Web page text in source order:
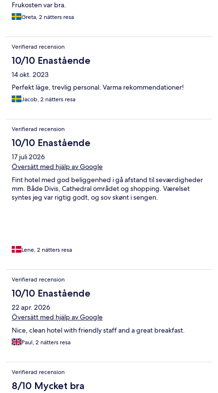
Frukosten var bra.
Greta, 2 nätters resa
Verifierad recension
10/10 Enastående
14 okt. 2023
Perfekt läge, trevlig personal. Varma rekommendationer!
Jacob, 2 nätters resa
Verifierad recension
10/10 Enastående
17 juli 2026
Översätt med hjälp av Google
Fint hotel med god beliggenhed i gå afstand til seværdigheder
mm. Både Divis, Cathedral området og shopping. Værelset
syntes jeg var rigtig godt, og sov skønt i sengen.
Lene, 2 nätters resa
Verifierad recension
10/10 Enastående
22 apr. 2026
Översätt med hjälp av Google
Nice, clean hotel with friendly staff and a great breakfast.
Paul, 2 nätters resa
Verifierad recension
8/10 Mycket bra